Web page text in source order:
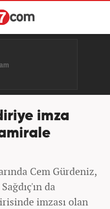
imza
Cem Gürdeniz,
da
imzası olan